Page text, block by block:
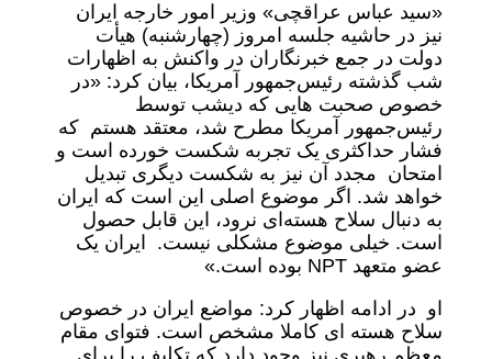
«سید عباس عراقچی» وزیر امور خارجه ایران
نیز در حاشیه جلسه امروز (چهارشنبه) هیأت
دولت در جمع خبرنگاران در واکنش به اظهارات
شب گذشته رئیس‌جمهور آمریکا، بیان کرد: «در
خصوص صحبت هایی که دیشب توسط
رئیس‌جمهور آمریکا مطرح شد، معتقد هستم که
فشار حداکثری یک تجربه شکست خورده است و
امتحان مجدد آن نیز به شکست دیگری تبدیل
خواهد شد. اگر موضوع اصلی این است که ایران
به دنبال سلاح هسته‌ای نرود، این قابل حصول
است. خیلی موضوع مشکلی نیست. ایران یک
عضو متعهد NPT بوده است.»
او در ادامه اظهار کرد: مواضع ایران در خصوص
سلاح هسته ای کاملا مشخص است. فتوای مقام
معظم رهبری نیز وجود دارد که تکلیف را برای